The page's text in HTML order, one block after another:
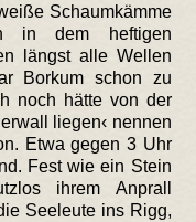
Schaumkämme
in dem heftigen
längst alle Wellen
Borkum schon zu
noch hätte von der
liegen‹ nennen
Etwa gegen 3 Uhr
Fest wie ein Stein
ihrem Anprall
Seeleute ins Rigg,